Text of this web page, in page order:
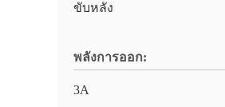
ขับหลัง
พลังการออก:
3A